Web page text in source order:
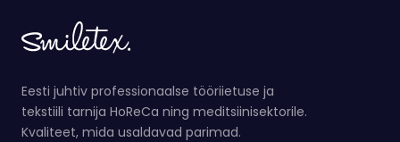
Eesti juhtiv professionaalse tööriietuse ja
tekstiili tarnija HoReCa ning meditsiinisektorile.
Kvaliteet, mida usaldavad parimad.